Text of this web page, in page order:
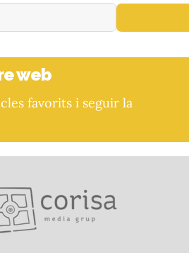
web
favorits i seguir la